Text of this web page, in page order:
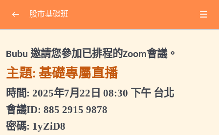
2025.07.22基礎專屬直播
2025.08.06福利課會議ID
2025.11.15(六)波段擬定策略專屬直播
股市基礎班主課程
股市基礎班
Bubu 邀請您參加已排程的Zoom會議。
主題: 基礎專屬直播
時間: 2025年7月22日 08:30 下午 台北
會議ID: 885 2915 9878
密碼: 1yZiD8